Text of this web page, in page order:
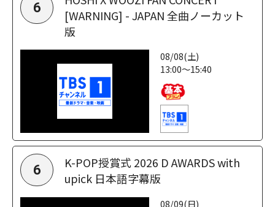
6
[WARNING] - JAPAN 全曲ノーカット
版
08/08(土)
13:00～15:40
6
K-POP授賞式 2026 D AWARDS with
upick 日本語字幕版
08/09(日)